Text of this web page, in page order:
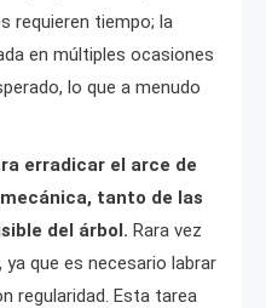
requieren tiempo; la
en múltiples ocasiones
lo que a menudo
erradicar el arce de
tanto de las
del árbol. Rara vez
que es necesario labrar
regularidad. Esta tarea